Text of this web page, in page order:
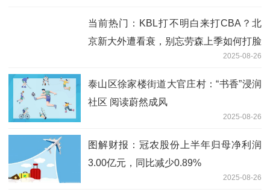
当前热门：KBL打不明白来打CBA？北
京新大外遭看衰，别忘劳森上季如何打脸
2025-08-26
泰山区徐家楼街道大官庄村：“书香”浸润
社区 阅读蔚然成风
2025-08-26
图解财报：冠农股份上半年归母净利润
3.00亿元，同比减少0.89%
2025-08-26